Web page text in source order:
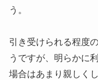
う。
引き受けられる程度
うですが、明らかに
場合はあまり親しく